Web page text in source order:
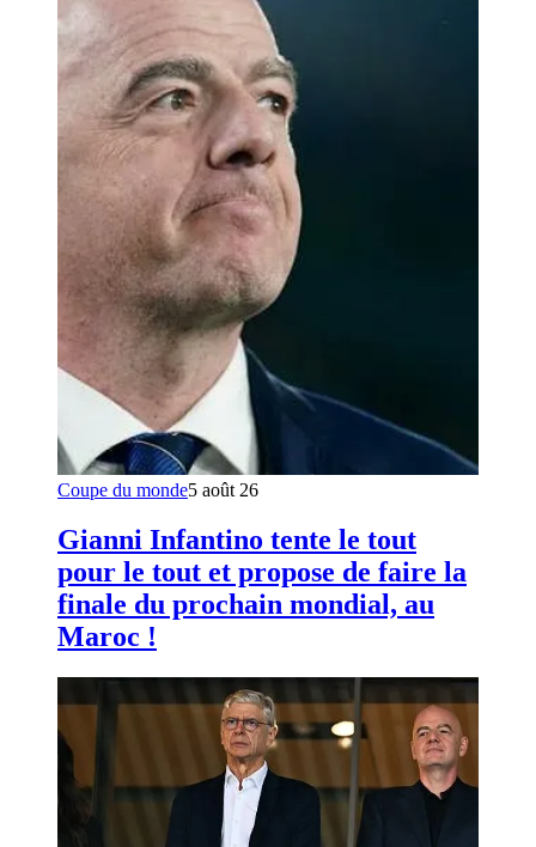
Coupe du monde5 août 26
Gianni Infantino tente le tout
pour le tout et propose de faire la
finale du prochain mondial, au
Maroc !